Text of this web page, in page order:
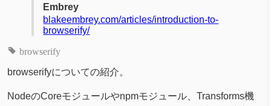
Embrey
blakeembrey.com/articles/introduction-to-
browserify/
browserify
browserifyについての紹介。
NodeのCoreモジュールやnpmモジュール、Transforms機